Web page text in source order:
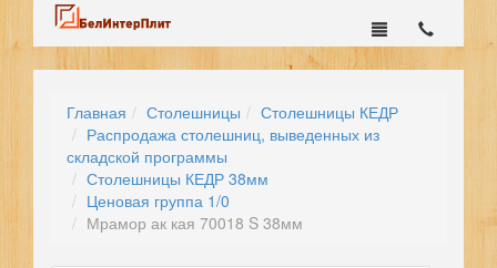
Главная Столешницы
Столешницы КЕДР
Распродажа столешниц, выведенных из
складской программы
Столешницы КЕДР 38мм
Ценовая группа 1/0
Мрамор ак кая 70018 S 38мм